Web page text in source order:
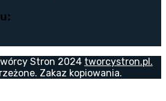
Stron 2024 tworcystron.pl.
Zakaz kopiowania.